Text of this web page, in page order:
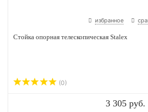
избранное
Стойка опорная телескопическая Stalex
(0)
3 305 руб.